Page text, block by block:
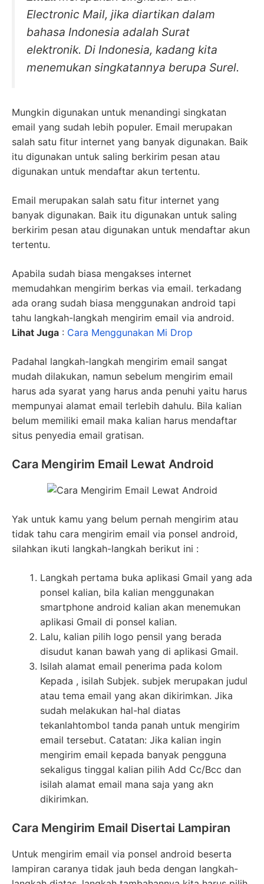
Electronic Mail, jika diartikan dalam
bahasa Indonesia adalah Surat
elektronik. Di Indonesia, kadang kita
menemukan singkatannya berupa Surel.
Mungkin digunakan untuk menandingi singkatan
email yang sudah lebih populer. Email merupakan
salah satu fitur internet yang banyak digunakan. Baik
itu digunakan untuk saling berkirim pesan atau
digunakan untuk mendaftar akun tertentu.
Email merupakan salah satu fitur internet yang
banyak digunakan. Baik itu digunakan untuk saling
berkirim pesan atau digunakan untuk mendaftar akun
tertentu.
Apabila sudah biasa mengakses internet
memudahkan mengirim berkas via email. terkadang
ada orang sudah biasa menggunakan android tapi
tahu langkah-langkah mengirim email via android.
Lihat Juga : Cara Menggunakan Mi Drop
Padahal langkah-langkah mengirim email sangat
mudah dilakukan, namun sebelum mengirim email
harus ada syarat yang harus anda penuhi yaitu harus
mempunyai alamat email terlebih dahulu. Bila kalian
belum memiliki email maka kalian harus mendaftar
situs penyedia email gratisan.
Cara Mengirim Email Lewat Android
Yak untuk kamu yang belum pernah mengirim atau
tidak tahu cara mengirim email via ponsel android,
silahkan ikuti langkah-langkah berikut ini :
Langkah pertama buka aplikasi Gmail yang ada
ponsel kalian, bila kalian menggunakan
smartphone android kalian akan menemukan
aplikasi Gmail di ponsel kalian.
Lalu, kalian pilih logo pensil yang berada
disudut kanan bawah yang di aplikasi Gmail.
Isilah alamat email penerima pada kolom
Kepada , isilah Subjek. subjek merupakan judul
atau tema email yang akan dikirimkan. Jika
sudah melakukan hal-hal diatas
tekanlahtombol tanda panah untuk mengirim
email tersebut. Catatan: Jika kalian ingin
mengirim email kepada banyak pengguna
sekaligus tinggal kalian pilih Add Cc/Bcc dan
isilah alamat email mana saja yang akn
dikirimkan.
Cara Mengirim Email Disertai Lampiran
Untuk mengirim email via ponsel android beserta
lampiran caranya tidak jauh beda dengan langkah-